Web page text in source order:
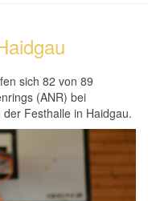
sich 82 von 89
(ANR) bei
Festhalle in Haidgau.